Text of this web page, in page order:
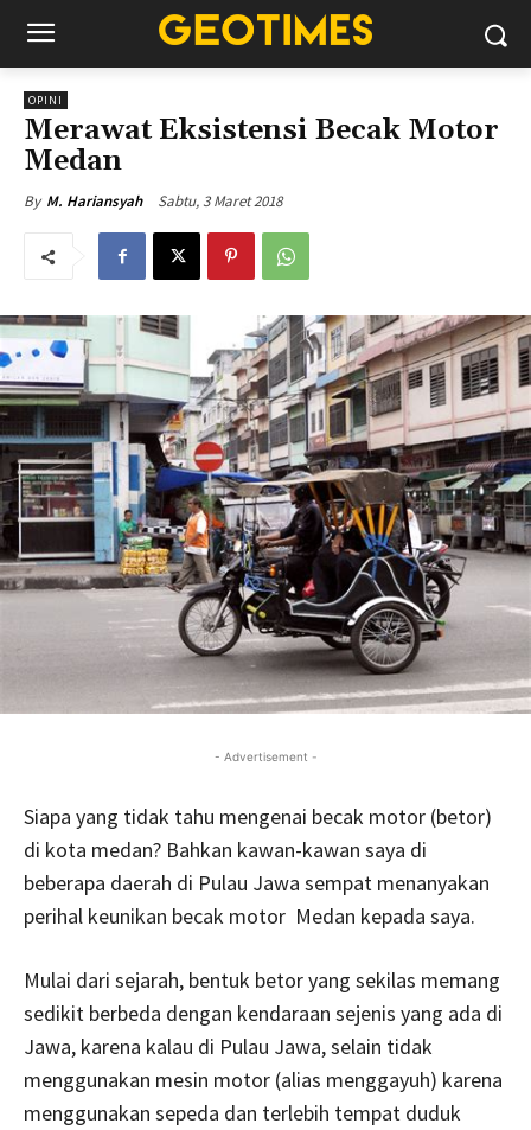
OPINI
Merawat Eksistensi Becak Motor
Medan
By M. Hariansyah Sabtu, 3 Maret 2018
- Advertisement -
Siapa yang tidak tahu mengenai becak motor (betor)
di kota medan? Bahkan kawan-kawan saya di
beberapa daerah di Pulau Jawa sempat menanyakan
perihal keunikan becak motor Medan kepada saya.
Mulai dari sejarah, bentuk betor yang sekilas memang
sedikit berbeda dengan kendaraan sejenis yang ada di
Jawa, karena kalau di Pulau Jawa, selain tidak
menggunakan mesin motor (alias menggayuh) karena
menggunakan sepeda dan terlebih tempat duduk